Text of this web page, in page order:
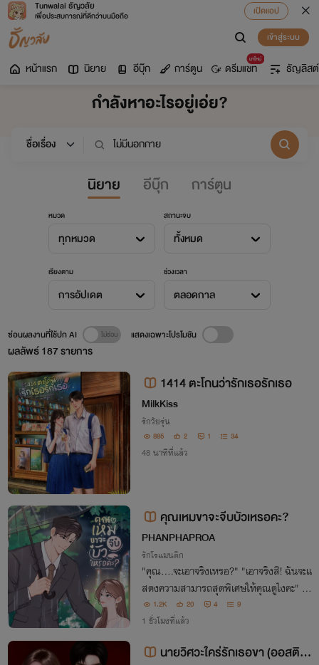
Tunwalai ธัญวลัย
เพื่อประสบการณ์ที่ดีกว่าบนมือถือ
เปิดแอป
เข้าสู่ระบบ
หน้าแรก นิยาย อีบุ๊ก การ์ตูน
มาใหม่
ดรีมแชท ธัญลิสต์
กำลังหาอะไรอยู่เอ่ย?
นิยาย อีบุ๊ก การ์ตูน
หมวด
ทุกหมวด
สถานะจบ
ทั้งหมด
เรียงตาม
การอัปเดต
ช่วงเวลา
ตลอดกาล
ผลลัพธ์187รายการ
ซ่อนผลงานที่ใช้ปก AI แสดงเฉพาะโปรโมชัน
1414 ตะโกนว่ารักเธอรักเธอ
MilkKiss
รักวัยรุ่น
885 2 1 34
48 นาทีที่แล้ว
คุณเหมขาจะจีบบัวเหรอคะ?
PHANPHAPROA
รักโรแมนติก
"คุณ....จะเอาจริงเหรอ?" "เอาจริงสิ! ฉันจะแ
สดงความสามารถสุดพิเศษให้คุณดูไงคะ" ว้า
ว...ห้องดูดีกว่าที่คิดอีกแฮะ เบาะหนังสีแดงซ
ะด้วย!
1.2K 20 4 9
1 ชั่วโมงที่แล้ว
นายวิศวะใคร่รักเธอขา (ออสติน